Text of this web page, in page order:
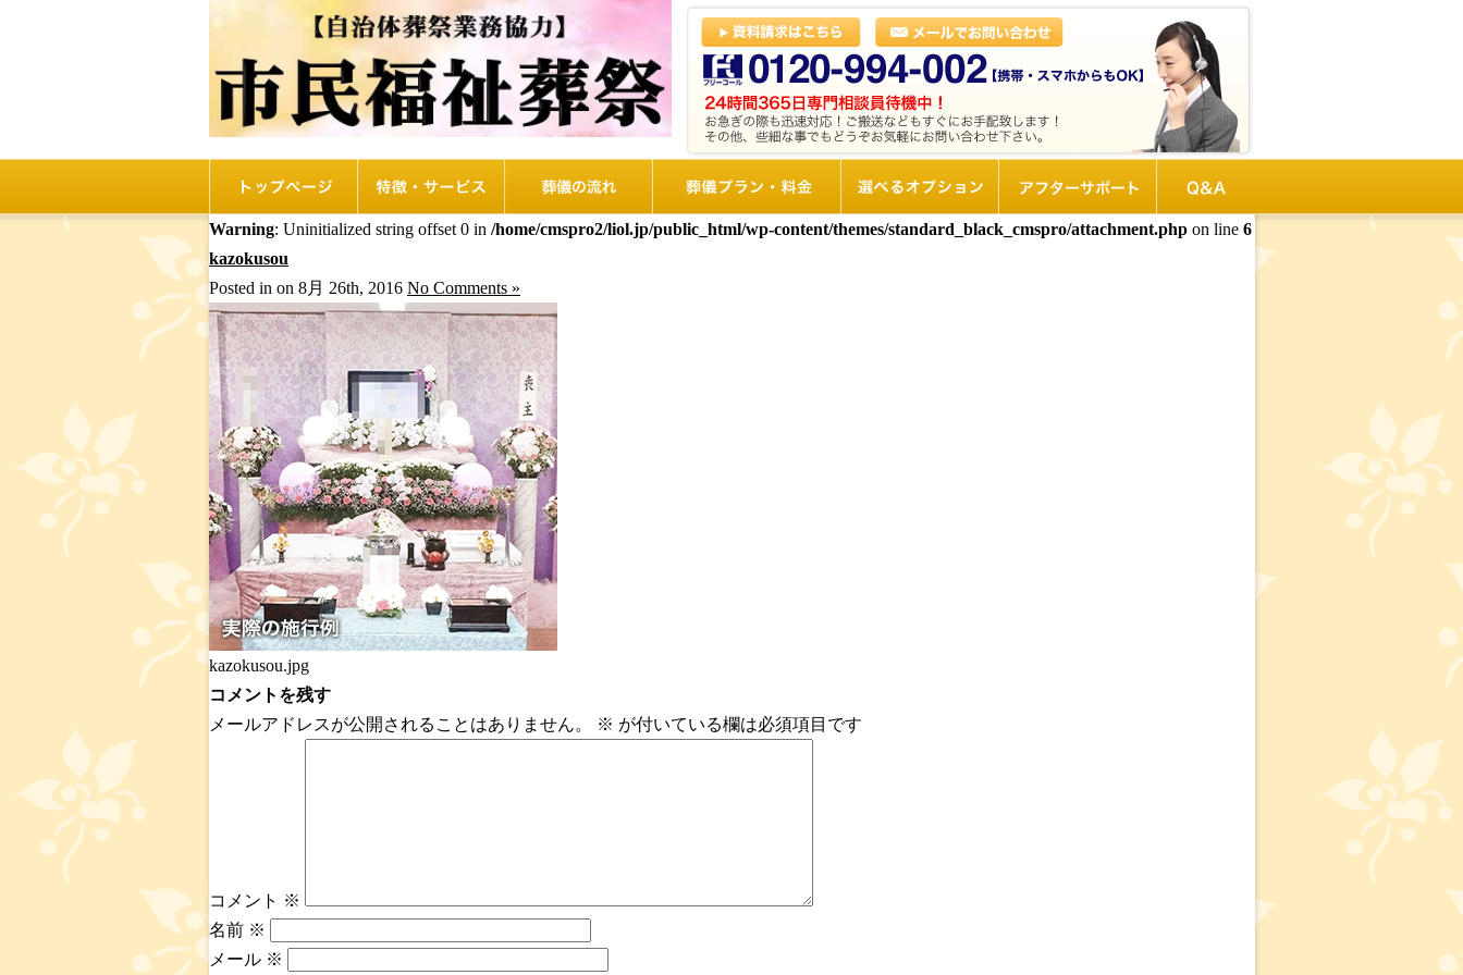
Warning: Uninitialized string offset 0 in /home/cmspro2/liol.jp/public_html/wp-content/themes/standard_black_cmspro/attachment.php on line 6
kazokusou
Posted in on 8月 26th, 2016 No Comments »
kazokusou.jpg
コメントを残す
メールアドレスが公開されることはありません。
※ が付いている欄は必須項目です
コメント ※
名前 ※
メール ※